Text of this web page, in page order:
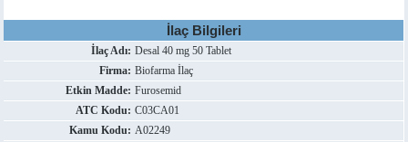
İlaç Bilgileri
İlaç Adı: Desal 40 mg 50 Tablet
Firma: Biofarma İlaç
Etkin Madde: Furosemid
ATC Kodu: C03CA01
Kamu Kodu: A02249